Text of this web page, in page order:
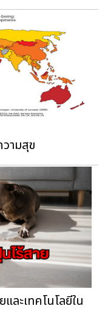
ามสุข
ละเทคโนโลยีใน